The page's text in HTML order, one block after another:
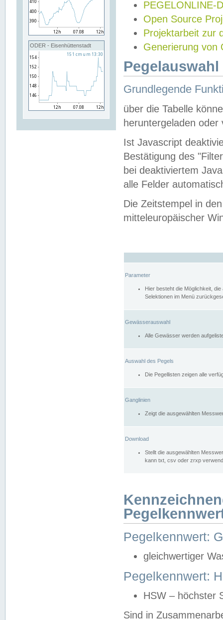
ODER - Eisenhüttenstadt
PEGELONLINE-
Open Source
Projektarbeit zur
Generierung von
Grundlegende
über die Tabelle
heruntergeladen oder
Ist Javascript
Bestätigung des
bei deaktiviertem
alle Felder
Die Zeitstempel in
mitteleuropäischer
Parameter
Hier besteht die Möglichkeit,
Selektionen im Menü
Gewässerauswahl
Alle Gewässer werden
Auswahl des Pegels
Die Pegellisten zeigen alle
Ganglinien
Zeigt die ausgewählten
Download
Stellt die ausgewählten
kann txt, csv oder zrxp
Pegelkennwert:
gleichwertiger
Pegelkennwert:
HSW – höchster
Sind in